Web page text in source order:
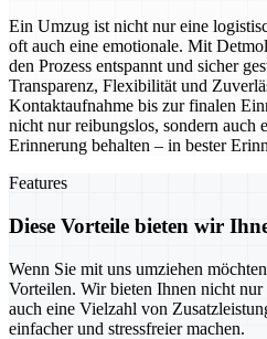
Ein Umzug ist nicht nur eine
oft auch eine emotionale. Mit
den Prozess entspannt und sicher
Transparenz, Flexibilität und
Kontaktaufnahme bis zur finalen
nicht nur reibungslos, sondern auch
Erinnerung behalten – in bester
Features
Diese Vorteile bieten wir
Wenn Sie mit uns umziehen
Vorteilen. Wir bieten Ihnen nicht nur
auch eine Vielzahl von
einfacher und stressfreier machen.